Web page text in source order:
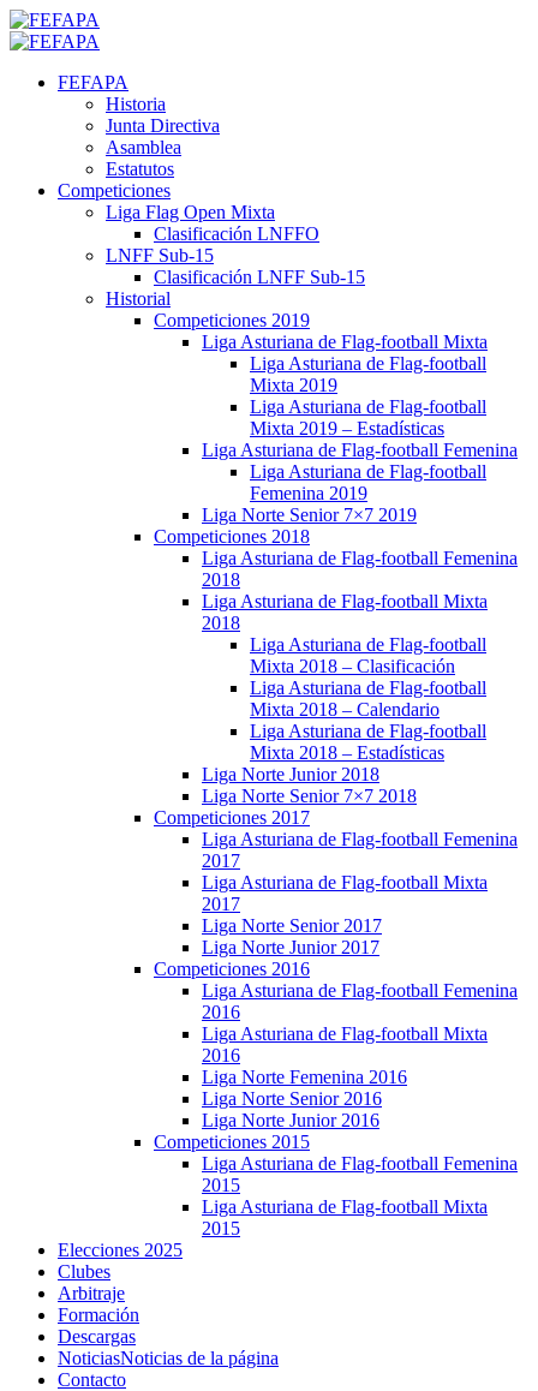
Saltar
al
Menú
FEFAPA
Historia
Junta Directiva
Asamblea
Estatutos
Competiciones
Liga Flag Open Mixta
Clasificación LNFFO
LNFF Sub-15
Clasificación LNFF Sub-15
Historial
Competiciones 2019
Liga Asturiana de Flag-football Mixta
Liga Asturiana de Flag-football
Mixta 2019
Liga Asturiana de Flag-football
Mixta 2019 – Estadísticas
Liga Asturiana de Flag-football Femenina
Liga Asturiana de Flag-football
Femenina 2019
Liga Norte Senior 7×7 2019
Competiciones 2018
Liga Asturiana de Flag-football Femenina
2018
Liga Asturiana de Flag-football Mixta
2018
Liga Asturiana de Flag-football
Mixta 2018 – Clasificación
Liga Asturiana de Flag-football
Mixta 2018 – Calendario
Liga Asturiana de Flag-football
Mixta 2018 – Estadísticas
Liga Norte Junior 2018
Liga Norte Senior 7×7 2018
Competiciones 2017
Liga Asturiana de Flag-football Femenina
2017
Liga Asturiana de Flag-football Mixta
2017
Liga Norte Senior 2017
Liga Norte Junior 2017
Competiciones 2016
Liga Asturiana de Flag-football Femenina
2016
Liga Asturiana de Flag-football Mixta
2016
Liga Norte Femenina 2016
Liga Norte Senior 2016
Liga Norte Junior 2016
Competiciones 2015
Liga Asturiana de Flag-football Femenina
2015
Liga Asturiana de Flag-football Mixta
2015
Elecciones 2025
Clubes
Arbitraje
Formación
Descargas
NoticiasNoticias de la página
Contacto